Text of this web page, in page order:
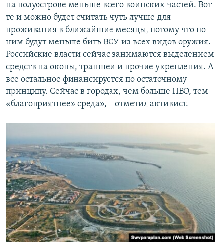
на полуострове меньше всего воинских частей. Вот
те и можно будет считать чуть лучше для
проживания в ближайшие месяцы, потому что по
ним будут меньше бить ВСУ из всех видов оружия.
Российские власти сейчас занимаются выделением
средств на окопы, траншеи и прочие укрепления. А
все остальное финансируется по остаточному
принципу. Сейчас в городах, чем больше ПВО, тем
«благоприятнее» среда», – отметил активист.